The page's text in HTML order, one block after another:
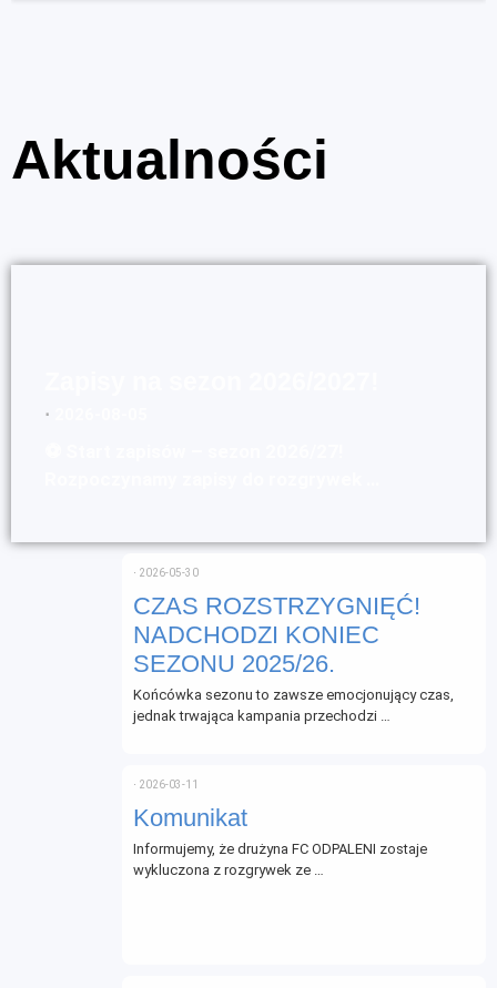
Aktualności
⋅
CZAS ROZSTRZYGNIĘĆ!
NADCHODZI KONIEC
SEZONU 2025/26.
⋅ 2026-05-30
Końcówka sezonu to zawsze emocjonujący czas,
jednak trwająca kampania przechodzi …
Komunikat
⋅ 2026-03-11
Informujemy, że drużyna FC ODPALENI zostaje
wykluczona z rozgrywek ze …